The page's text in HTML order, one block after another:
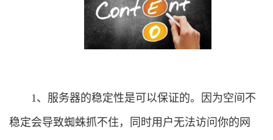
1、服务器的稳定性是可以保证的。因为空间不
稳定会导致蜘蛛抓不住，同时用户无法访问你的网